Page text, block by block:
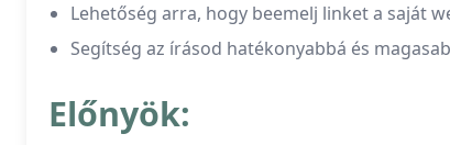
Lehetőség arra, hogy beemelj linket a saját
Segítség az írásod hatékonyabbá és
Előnyök: